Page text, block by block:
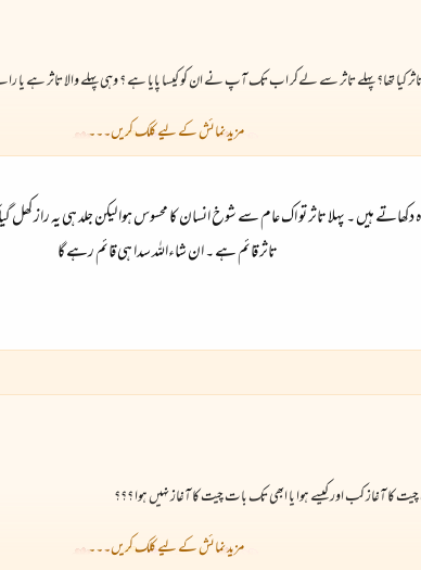
کیا تھا؟ پہلے تاثر سے لےکر اب تک آپ نے ان کو کیسا پایا ہے ؟ وہی پہلے والا تاثر ہے یا
مزید نمائش کے لیے کلک کریں۔۔۔
ہیں ۔ پہلا تاثر تو اک عام سے شوخ انسان کا محسوس ہوا لیکن جلد ہی یہ راز کھل
تاثر قائم ہے ۔ ان شاءاللہ سدا ہی قائم رہے گا
کا آغاز کب اور کیسے ہوا یا ابھی تک بات چیت کا آغاز نہیں ہوا ؟؟؟
مزید نمائش کے لیے کلک کریں۔۔۔